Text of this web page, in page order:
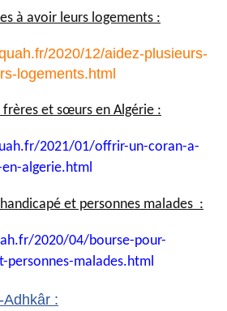
à avoir leurs logements :
2020/12/aidez-plusieurs-
logements.html
et sœurs en Algérie :
2021/01/offrir-un-coran-a-
algerie.html
et personnes malades :
2020/04/bourse-pour-
personnes-malades.html
: